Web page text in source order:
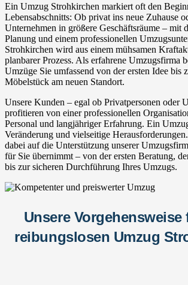
Ein Umzug Strohkirchen markiert oft den
Lebensabschnitts: Ob privat ins neue Zuhause
Unternehmen in größere Geschäftsräume – mit
Planung und einem professionellen
Strohkirchen wird aus einem mühsamen
planbarer Prozess. Als erfahrene Umzugsfirma
Umzüge Sie umfassend von der ersten Idee bis
Möbelstück am neuen Standort.
Unsere Kunden – egal ob Privatpersonen oder
profitieren von einer professionellen
Personal und langjähriger Erfahrung. Ein
Veränderung und vielseitige
dabei auf die Unterstützung unserer
für Sie übernimmt – von der ersten Beratung,
bis zur sicheren Durchführung Ihres Umzugs.
Unsere Vorgehensweise
reibungslosen Umzug